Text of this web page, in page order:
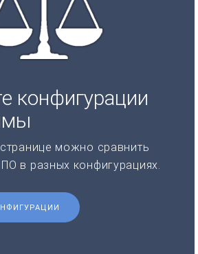
конфигурации
можно сравнить
в разных конфигурациях.